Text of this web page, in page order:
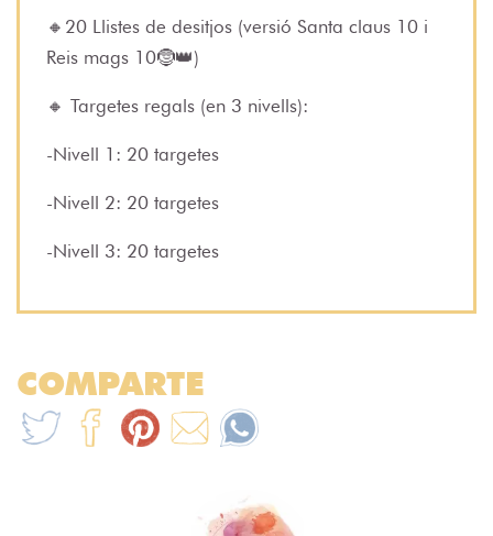
🔸20 Llistes de desitjos (versió Santa claus 10 i
Reis mags 10🤶👑)
🔸 Targetes regals (en 3 nivells):
-Nivell 1: 20 targetes
-Nivell 2: 20 targetes
-Nivell 3: 20 targetes
COMPARTE